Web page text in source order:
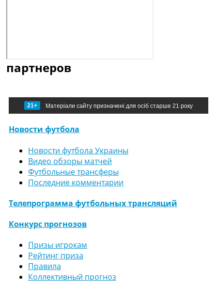
партнеров
21+ Матеріали сайту призначені для осіб старше 21 року
Новости футбола
Новости футбола Украины
Видео обзоры матчей
Футбольные трансферы
Последние комментарии
Телепрограмма футбольных трансляций
Конкурс прогнозов
Призы игрокам
Рейтинг приза
Правила
Коллективный прогноз